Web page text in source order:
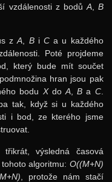
vzdálenosti z bodů A, B
zA, BiC a u každého
Poté projdeme
který bude mít součet
hran jsou pak
bodu XdoA,B a C.
tak, když si u každého
i bod, ze kterého jsme
třikrát, výsledná časová
algoritmu: O((M+N)
, protože nám stačí